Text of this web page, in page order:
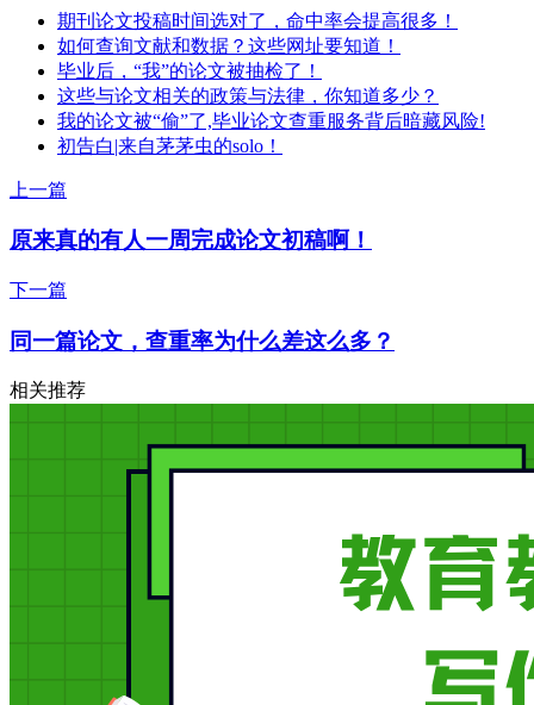
期刊论文投稿时间选对了，命中率会提高很多！
如何查询文献和数据？这些网址要知道！
毕业后，“我”的论文被抽检了！
这些与论文相关的政策与法律，你知道多少？
我的论文被“偷”了,毕业论文查重服务背后暗藏风险!
初告白|来自茅茅虫的solo！
上一篇
原来真的有人一周完成论文初稿啊！
下一篇
同一篇论文，查重率为什么差这么多？
相关推荐